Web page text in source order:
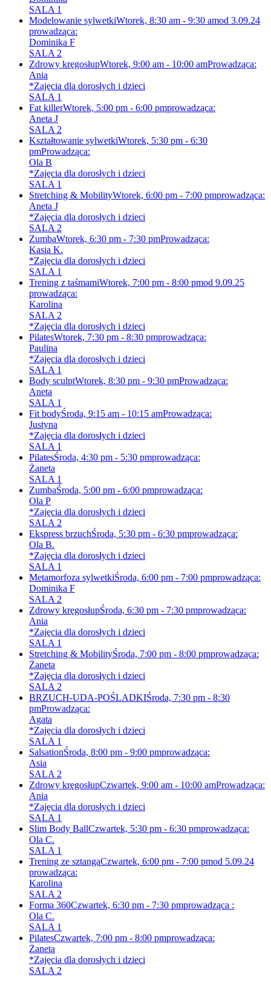
SALA 1
Modelowanie sylwetkiWtorek, 8:30 am - 9:30 amod 3.09.24
prowadząca:
Dominika F
SALA 2
Zdrowy kręgosłupWtorek, 9:00 am - 10:00 amProwadząca:
Ania
*Zajęcia dla dorosłych i dzieci
SALA 1
Fat killerWtorek, 5:00 pm - 6:00 pmprowadząca:
Aneta J
SALA 2
Kształtowanie sylwetkiWtorek, 5:30 pm - 6:30
pmProwadząca:
Ola B
*Zajęcia dla dorosłych i dzieci
SALA 1
Stretching & MobilityWtorek, 6:00 pm - 7:00 pmprowadząca:
Aneta J
*Zajęcia dla dorosłych i dzieci
SALA 2
ZumbaWtorek, 6:30 pm - 7:30 pmProwadząca:
Kasia K.
*Zajęcia dla dorosłych i dzieci
SALA 1
Trening z taśmamiWtorek, 7:00 pm - 8:00 pmod 9.09.25
prowadząca:
Karolina
SALA 2
*Zajęcia dla dorosłych i dzieci
PilatesWtorek, 7:30 pm - 8:30 pmprowadząca:
Paulina
*Zajęcia dla dorosłych i dzieci
SALA 1
Body sculptWtorek, 8:30 pm - 9:30 pmProwadząca:
Aneta
SALA 1
Fit bodyŚroda, 9:15 am - 10:15 amProwadząca:
Justyna
*Zajęcia dla dorosłych i dzieci
SALA 1
PilatesŚroda, 4:30 pm - 5:30 pmprowadząca:
Żaneta
SALA 1
ZumbaŚroda, 5:00 pm - 6:00 pmprowadząca:
Ola P
*Zajęcia dla dorosłych i dzieci
SALA 2
Ekspress brzuchŚroda, 5:30 pm - 6:30 pmprowadząca:
Ola B.
*Zajęcia dla dorosłych i dzieci
SALA 1
Metamorfoza sylwetkiŚroda, 6:00 pm - 7:00 pmprowadząca:
Dominika F
SALA 2
Zdrowy kręgosłupŚroda, 6:30 pm - 7:30 pmprowadząca:
Ania
*Zajęcia dla dorosłych i dzieci
SALA 1
Stretching & MobilityŚroda, 7:00 pm - 8:00 pmprowadząca:
Żaneta
*Zajęcia dla dorosłych i dzieci
SALA 2
BRZUCH-UDA-POŚLADKIŚroda, 7:30 pm - 8:30
pmProwadząca:
Agata
*Zajęcia dla dorosłych i dzieci
SALA 1
SalsationŚroda, 8:00 pm - 9:00 pmprowadząca:
Asia
SALA 2
Zdrowy kręgosłupCzwartek, 9:00 am - 10:00 amProwadząca:
Ania
*Zajęcia dla dorosłych i dzieci
SALA 1
Slim Body BallCzwartek, 5:30 pm - 6:30 pmprowadząca:
Ola C.
SALA 1
Trening ze sztangąCzwartek, 6:00 pm - 7:00 pmod 5.09.24
prowadząca:
Karolina
SALA 2
Forma 360Czwartek, 6:30 pm - 7:30 pmprowadząca :
Ola C.
SALA 1
PilatesCzwartek, 7:00 pm - 8:00 pmprowadząca:
Żaneta
*Zajęcia dla dorosłych i dzieci
SALA 2